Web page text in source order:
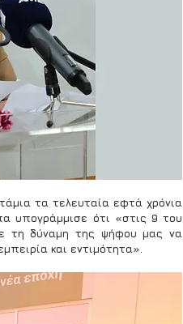
τα τελευταία εφτά χρόνια
υπογράμμισε ότι «στις 9 του
τη δύναμη της ψήφου μας να
και εντιμότητα».